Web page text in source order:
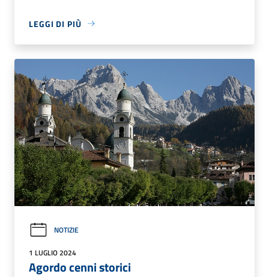
LEGGI DI PIÙ
NOTIZIE
1 LUGLIO 2024
Agordo cenni storici